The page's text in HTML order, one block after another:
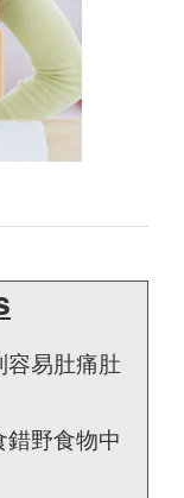
易肚痛肚
野食物中